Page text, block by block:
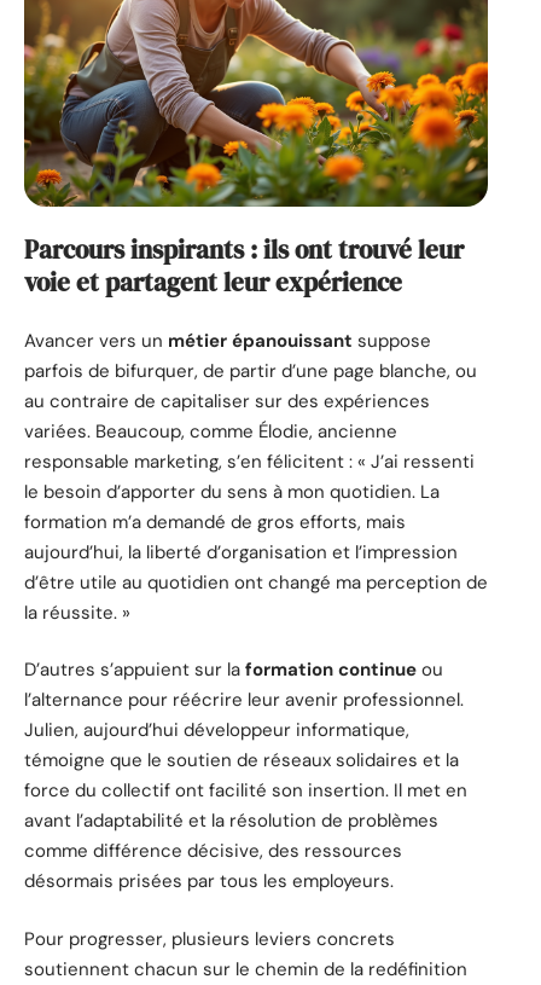
Parcours inspirants : ils ont trouvé leur
voie et partagent leur expérience
Avancer vers un métier épanouissant suppose
parfois de bifurquer, de partir d’une page blanche, ou
au contraire de capitaliser sur des expériences
variées. Beaucoup, comme Élodie, ancienne
responsable marketing, s’en félicitent : « J’ai ressenti
le besoin d’apporter du sens à mon quotidien. La
formation m’a demandé de gros efforts, mais
aujourd’hui, la liberté d’organisation et l’impression
d’être utile au quotidien ont changé ma perception de
la réussite. »
D’autres s’appuient sur la formation continue ou
l’alternance pour réécrire leur avenir professionnel.
Julien, aujourd’hui développeur informatique,
témoigne que le soutien de réseaux solidaires et la
force du collectif ont facilité son insertion. Il met en
avant l’adaptabilité et la résolution de problèmes
comme différence décisive, des ressources
désormais prisées par tous les employeurs.
Pour progresser, plusieurs leviers concrets
soutiennent chacun sur le chemin de la redéfinition